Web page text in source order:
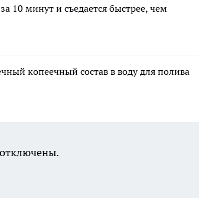
10 минут и съедается быстрее, чем
копеечный состав в воду для полива